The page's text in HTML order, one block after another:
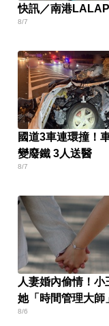
快訊／南港
8/7
國道3車連環撞！
變廢鐵 3人送醫
8/7
人妻婚內偷情！小
她「時間管理大師
30萬
8/6